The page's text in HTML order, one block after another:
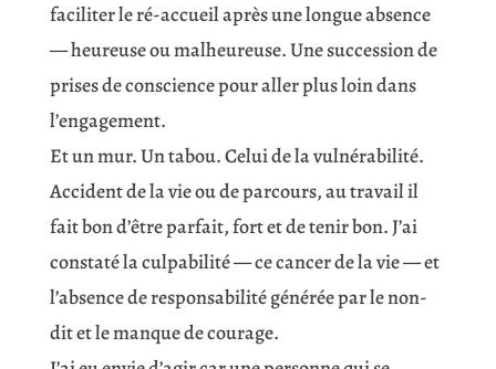
faciliter le ré-accueil après une longue absence
— heureuse ou malheureuse. Une succession de
prises de conscience pour aller plus loin dans
l’engagement.
Et un mur. Un tabou. Celui de la vulnérabilité.
Accident de la vie ou de parcours, au travail il
fait bon d’être parfait, fort et de tenir bon. J’ai
constaté la culpabilité — ce cancer de la vie — et
l’absence de responsabilité générée par le non-
dit et le manque de courage.